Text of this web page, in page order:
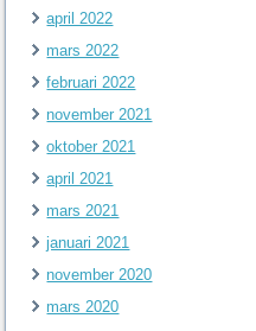
april 2022
mars 2022
februari 2022
november 2021
oktober 2021
april 2021
mars 2021
januari 2021
november 2020
mars 2020